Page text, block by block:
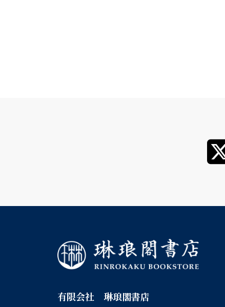
有限会社 琳琅閣書店